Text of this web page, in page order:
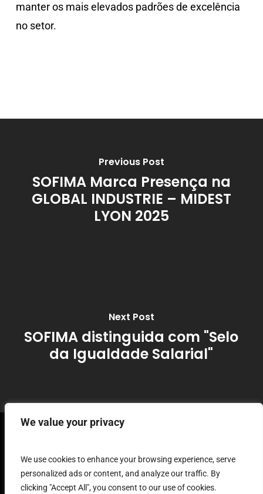
We value your privacy
We use cookies to enhance your browsing experience, serve
personalized ads or content, and analyze our traffic. By
clicking "Accept All", you consent to our use of cookies.
manter os mais elevados padrões de excelência
no setor.
Previous Post
SOFIMA Marca Presença na
GLOBAL INDUSTRIE – MIDEST
LYON 2025
Next Post
SOFIMA distinguida com "Selo
da Igualdade Salarial"
Terms and